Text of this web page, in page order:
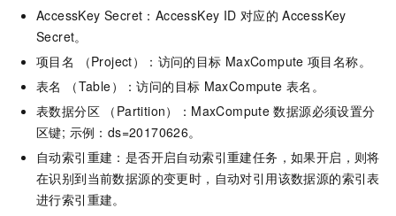
AccessKey Secret：AccessKey ID 对应的 AccessKey
Secret。
项目名 （Project）：访问的目标 MaxCompute 项目名称。
表名 （Table）：访问的目标 MaxCompute 表名。
表数据分区 （Partition）：MaxCompute 数据源必须设置分
区键; 示例：ds=20170626。
自动索引重建：是否开启自动索引重建任务，如果开启，则将
在识别到当前数据源的变更时，自动对引用该数据源的索引表
进行索引重建。